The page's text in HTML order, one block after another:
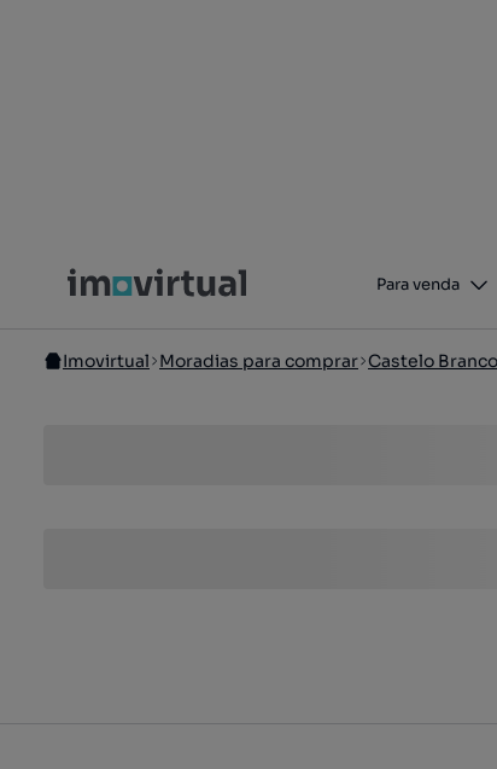
Para venda
Imovirtual Moradias para comprar Castelo Branco